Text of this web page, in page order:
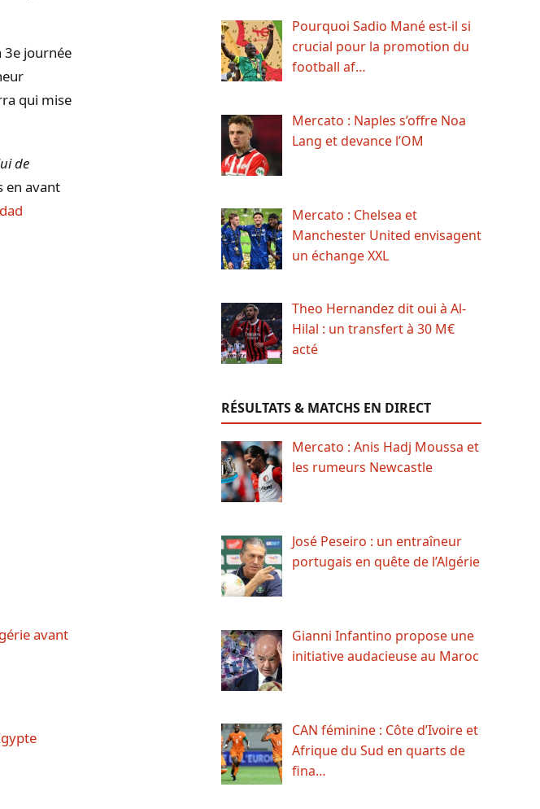
3e journée
qui mise
de
en avant
avant
Pourquoi Sadio Mané est-il si
crucial pour la promotion du
football af…
Mercato : Naples s’offre Noa
Lang et devance l’OM
Mercato : Chelsea et
Manchester United envisagent
un échange XXL
Theo Hernandez dit oui à Al-
Hilal : un transfert à 30 M€
acté
RÉSULTATS & MATCHS EN DIRECT
Mercato : Anis Hadj Moussa et
les rumeurs Newcastle
José Peseiro : un entraîneur
portugais en quête de l’Algérie
Gianni Infantino propose une
initiative audacieuse au Maroc
CAN féminine : Côte d’Ivoire et
Afrique du Sud en quarts de
fina…